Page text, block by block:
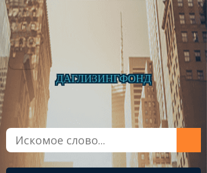
ДАГЛИЗИНГФОНД
Главная
О фонде
Микрозаймы